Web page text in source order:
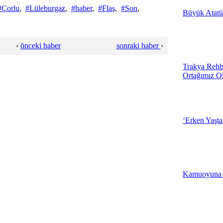
, #Lüleburgaz, #haber, #Flaş, #Son,
‹ önceki haber sonraki haber ›
18:57 -
İlker
Tiyatro
Merkezi'nde
Büyük
Trakya
Ortağımız
‘Erken